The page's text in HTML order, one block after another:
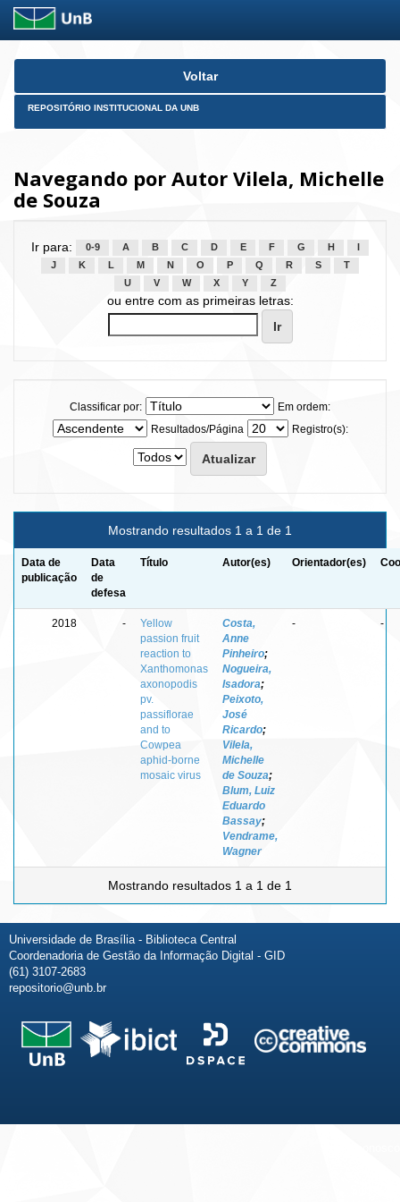
Skip
Voltar
REPOSITÓRIO INSTITUCIONAL DA UNB
Navegando por Autor Vilela, Michelle
de Souza
Ir para: 0-9 A B C D E F G H
J
K L M N O P Q R S
T
U
V W X Y Z
ou entre com as primeiras letras:
Classificar por:
Em ordem:
Resultados/Página
Registro(s):
Mostrando resultados 1 a 1 de 1
Data de
publicação
Data
de
defesa
Título Autor(es) Orientador(es)
2018 -
Yellow
passion fruit
reaction to
Xanthomonas
axonopodis
pv.
passiflorae
and to
Cowpea
aphid-borne
mosaic virus
Costa,
Anne
Pinheiro;
Nogueira,
Isadora;
Peixoto,
José
Ricardo;
Vilela,
Michelle
de Souza;
Blum, Luiz
Eduardo
Bassay;
Vendrame,
Wagner
- -
Mostrando resultados 1 a 1 de 1
Universidade de Brasília - Biblioteca Central
Coordenadoria de Gestão da Informação Digital - GID
(61) 3107-2683
repositorio@unb.br